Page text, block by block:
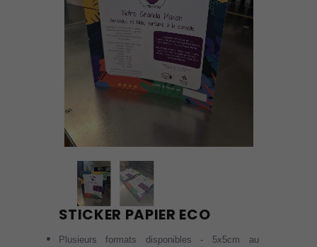
STICKER PAPIER ECO
Plusieurs formats disponibles - 5x5cm au